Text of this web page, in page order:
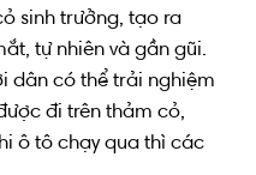
sinh trưởng, tạo ra
tự nhiên và gần gũi.
dân có thể trải nghiệm
đi trên thảm cỏ,
ô tô chạy qua thì các